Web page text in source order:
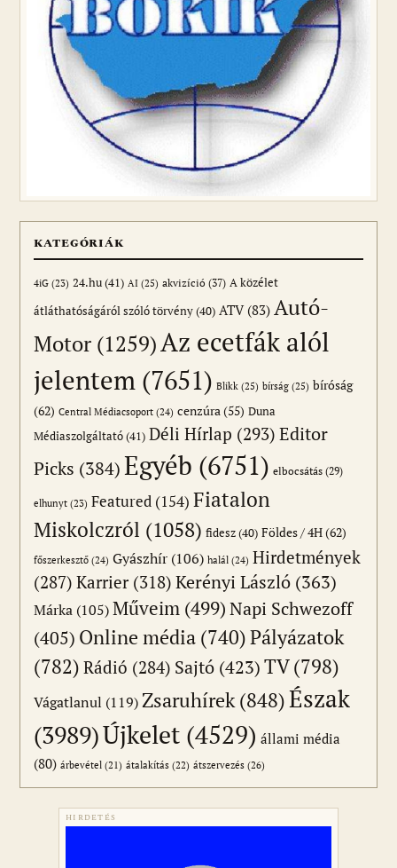
KATEGÓRIÁK
4iG (23) 24.hu(41) AI (25) akvizíció (37) A közélet
átláthatóságáról szóló törvény(40) ATV(83) Autó-
Motor (1259)Az ecetfák alól
jelentem (7651) Blikk (25) bírság (25) bíróság
(62) Central Médiacsoport (24) cenzúra (55) Duna
Médiaszolgáltató(41) Déli Hírlap (293) Editor
Picks (384)Egyéb (6751) elbocsátás (29)
elhunyt (23) Featured (154) Fiatalon
Miskolczról (1058) fidesz(40) Földes / 4H(62)
főszerkesztő (24) Gyászhír (106) halál (24) Hirdetmények
(287) Karrier(318) Kerényi László (363)
Márka (105) Műveim (499)Napi Schwezoff
(405) Online média (740)Pályázatok
(782) Rádió (284) Sajtó (423)TV(798)
Vágatlanul (119) Zsaruhírek (848)Észak
(3989)Újkelet (4529) állami média
(80) árbevétel (21) átalakítás (22) átszervezés (26)
HIRDETÉS